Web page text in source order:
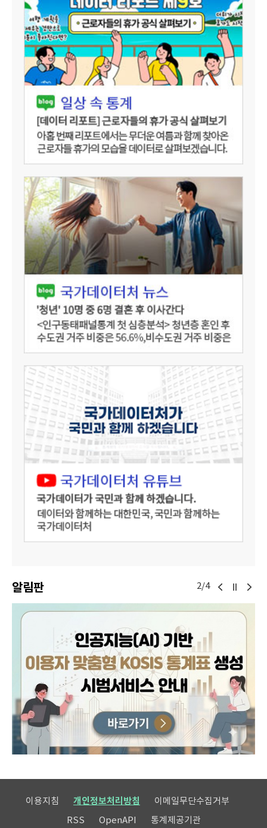
알림판 2/4
이용지침 개인정보처리방침
이메일무단수집거부
RSS
OpenAPI 통계제공기관